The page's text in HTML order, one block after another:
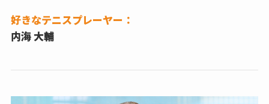
好きなテニスプレーヤー：
内海 大輔